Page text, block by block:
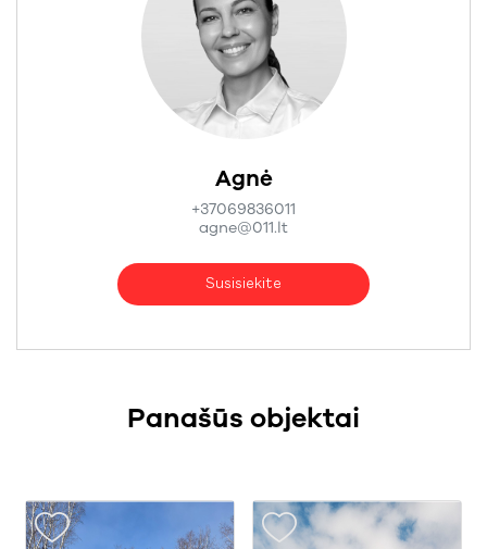
Agnė
+37069836011
agne@011.lt
Susisiekite
Panašūs objektai